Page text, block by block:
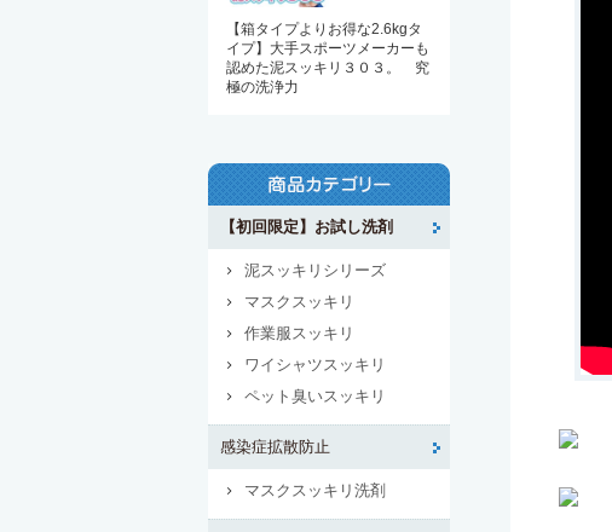
【箱タイプよりお得な2.6kgタ
イプ】大手スポーツメーカーも
認めた泥スッキリ３０３。 究
極の洗浄力
【初回限定】お試し洗剤
泥スッキリシリーズ
マスクスッキリ
作業服スッキリ
ワイシャツスッキリ
ペット臭いスッキリ
感染症拡散防止
マスクスッキリ洗剤